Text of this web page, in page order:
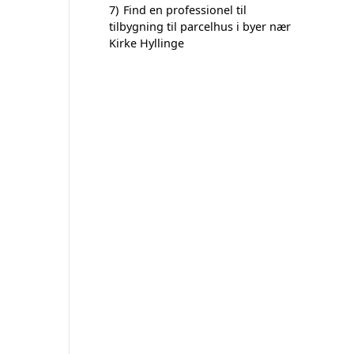
7) Find en professionel til
tilbygning til parcelhus i byer nær
Kirke Hyllinge